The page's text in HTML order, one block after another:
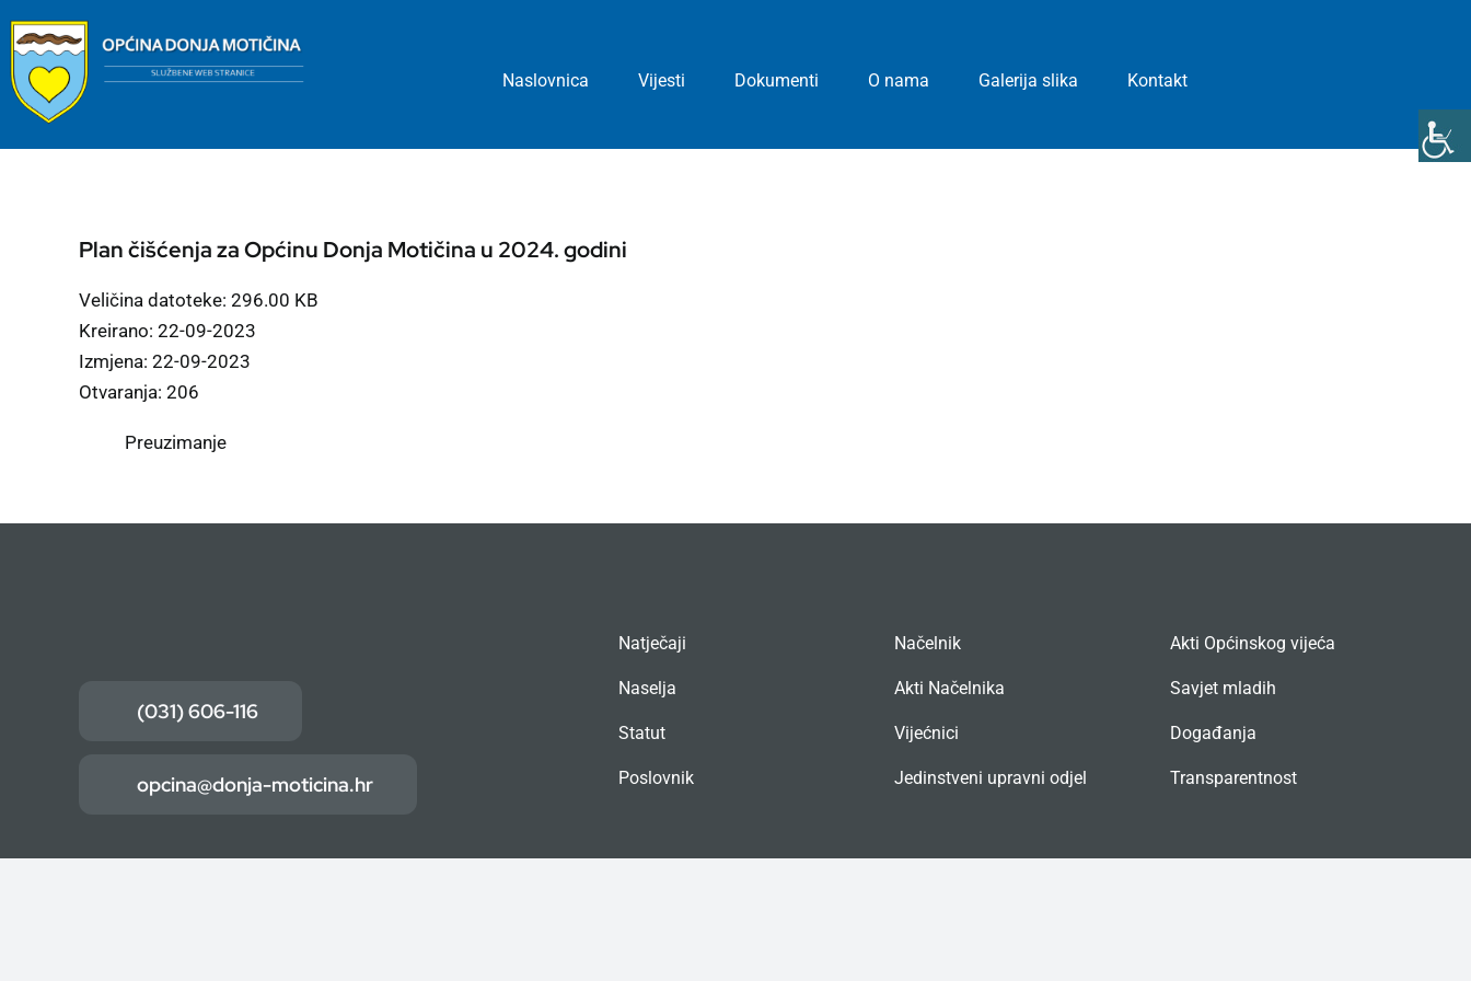
Skip
to
content
Naslovnica Vijesti Dokumenti O nama Galerija slika Kontakt
Plan čišćenja za Općinu Donja Motičina u 2024. godini
Veličina datoteke: 296.00 KB
Kreirano: 22-09-2023
Izmjena: 22-09-2023
Otvaranja: 206
Preuzimanje
(031) 606-116
opcina@donja-moticina.hr
Natječaji
Naselja
Statut
Poslovnik
Načelnik
Akti Načelnika
Vijećnici
Jedinstveni upravni odjel
Akti Općinskog vijeća
Savjet mladih
Događanja
Transparentnost